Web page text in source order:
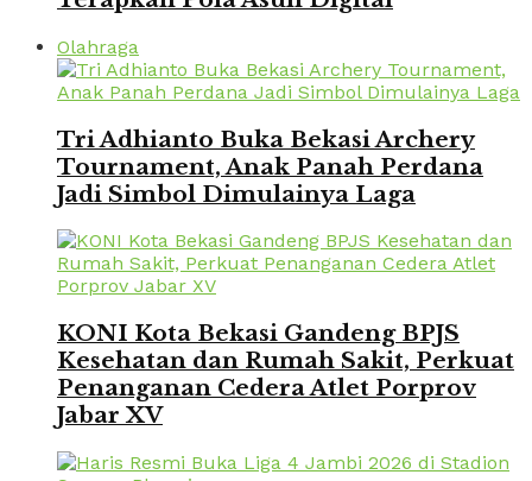
Olahraga
Tri Adhianto Buka Bekasi Archery
Tournament, Anak Panah Perdana
Jadi Simbol Dimulainya Laga
KONI Kota Bekasi Gandeng BPJS
Kesehatan dan Rumah Sakit, Perkuat
Penanganan Cedera Atlet Porprov
Jabar XV